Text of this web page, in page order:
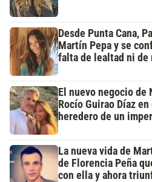
Desde Punta Cana,
Martín Pepa y se
falta de lealtad ni de
El nuevo negocio de
Rocío Guirao Díaz
heredero de un
La nueva vida de
de Florencia Peña
con ella y ahora